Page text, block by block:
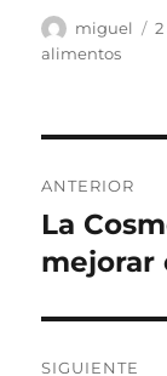
Autor
miguel
alimentos
de
ANTERIOR
Entrada
anterior:
La
mejorar
SIGUIENTE